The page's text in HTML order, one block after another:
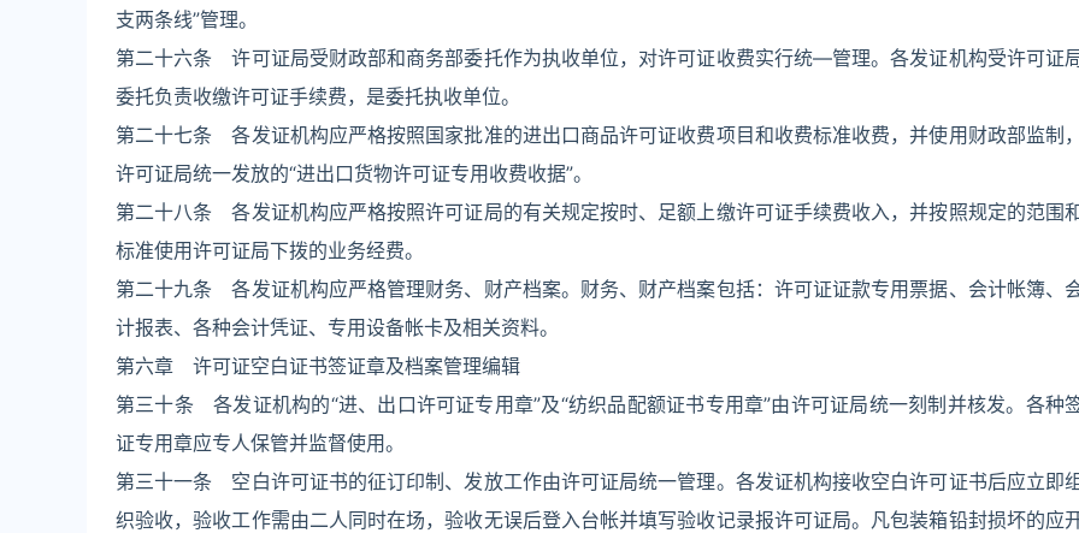
支两条线”管理。
第二十六条 许可证局受财政部和商务部委托作为执收单位，对许可证收费实行统—管理。各发证机构受许可证
委托负责收缴许可证手续费，是委托执收单位。
第二十七条 各发证机构应严格按照国家批准的进出口商品许可证收费项目和收费标准收费，并使用财政部监制
许可证局统一发放的“进出口货物许可证专用收费收据”。
第二十八条 各发证机构应严格按照许可证局的有关规定按时、足额上缴许可证手续费收入，并按照规定的范围
标准使用许可证局下拨的业务经费。
第二十九条 各发证机构应严格管理财务、财产档案。财务、财产档案包括：许可证证款专用票据、会计帐簿、
计报表、各种会计凭证、专用设备帐卡及相关资料。
第六章 许可证空白证书签证章及档案管理编辑
第三十条 各发证机构的“进、出口许可证专用章”及“纺织品配额证书专用章”由许可证局统一刻制并核发。各种
证专用章应专人保管并监督使用。
第三十一条 空白许可证书的征订印制、发放工作由许可证局统一管理。各发证机构接收空白许可证书后应立即
织验收，验收工作需由二人同时在场，验收无误后登入台帐并填写验收记录报许可证局。凡包装箱铅封损坏的应